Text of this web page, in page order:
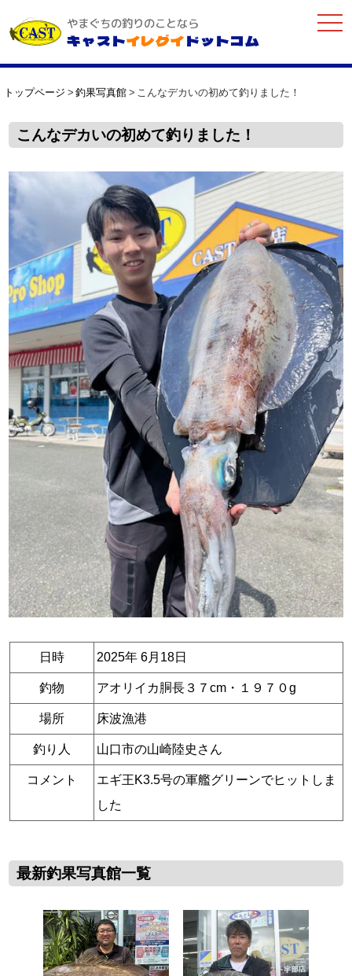
やまぐちの釣りのことなら
キャストイレグイドットコム
トップページ 釣果写真館 こんなデカいの初めて釣りました！
こんなデカいの初めて釣りました！
日時 2025年 6月18日
釣物 アオリイカ胴長３７cm・１９７０g
場所 床波漁港
釣り人 山口市の山崎陸史さん
コメント
エギ王K3.5号の軍艦グリーンでヒットしま
した
最新釣果写真館一覧